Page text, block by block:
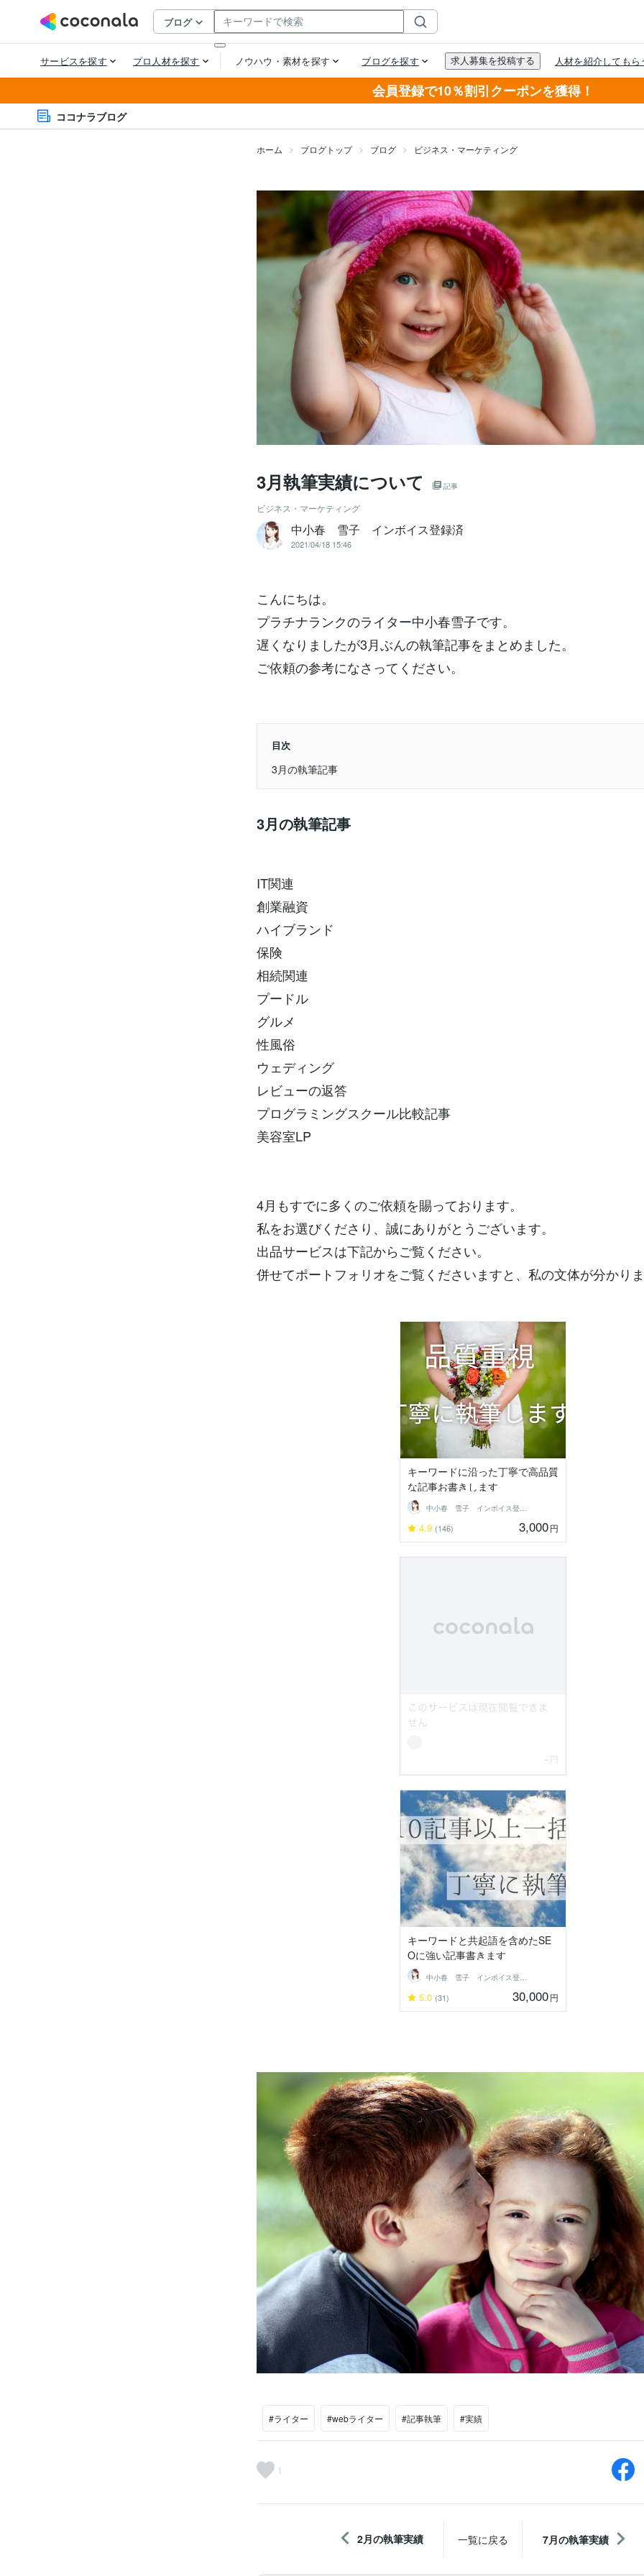
会員登録で10％割引クーポンを獲得！
ココナラブログ
ホーム ブログトップ ブログ ビジネス・マーケティング
3月執筆実績について 記事
ビジネス・マーケティング
中小春 雪子 インボイス登録済
2021/04/18 15:46
こんにちは。
プラチナランクのライター中小春雪子です。
遅くなりましたが3月ぶんの執筆記事をまとめました。
ご依頼の参考になさってください。
目次
3月の執筆記事
3月の執筆記事
IT関連
創業融資
ハイブランド
保険
相続関連
プードル
グルメ
性風俗
ウェディング
レビューの返答
プログラミングスクール比較記事
美容室LP
4月もすでに多くのご依頼を賜っております。
私をお選びくださり、誠にありがとうございます。
出品サービスは下記からご覧ください。
併せてポートフォリオをご覧くださいますと、私の文体が分かり
キーワードに沿った丁寧で高品質
な記事お書きします
中小春 雪子 インボイス登録済
4.9 (146) 3,000円
キーワードと共起語を含めたSE
Oに強い記事書きます
5.0 (31) 30,000円
#ライター #webライター #記事執筆 #実績
1
2月の執筆実績 一覧に戻る 7月の執筆実績